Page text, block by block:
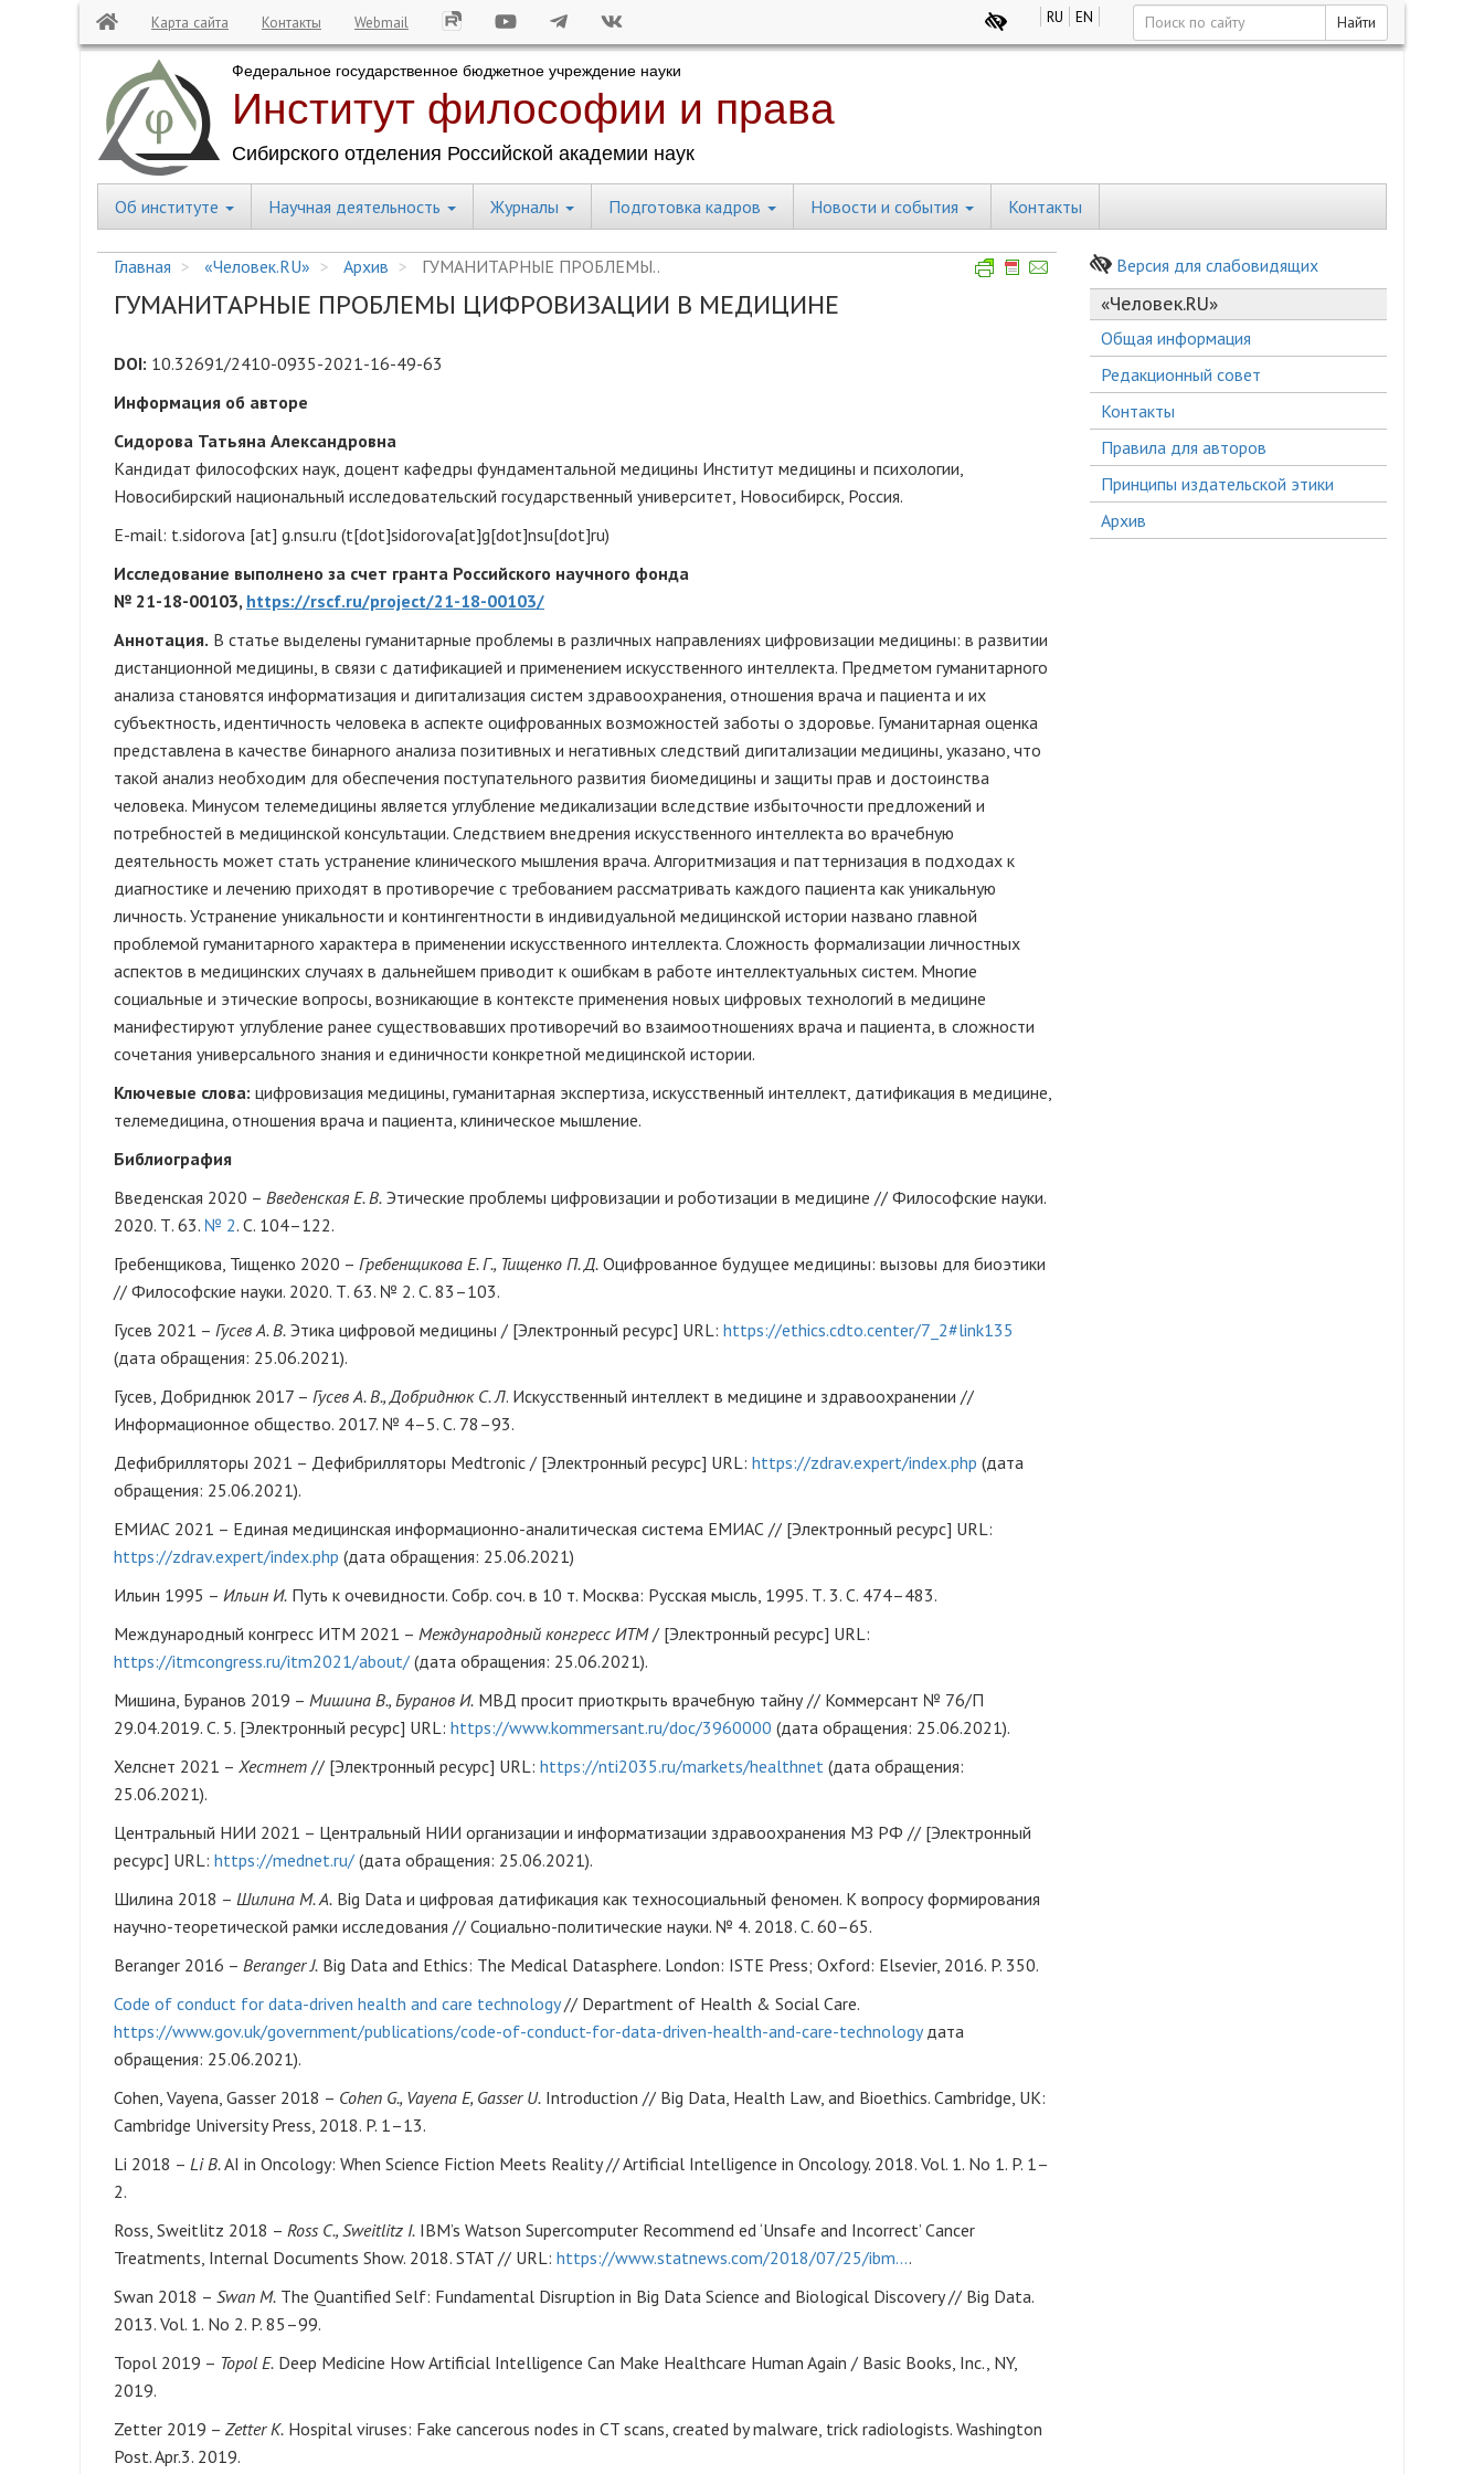
Карта сайта Контакты Webmail RU EN Найти
Central
Об институте Научная деятельность Журналы Подготовка кадров Новости и события Контакты
Главная «Человек.RU» Архив ГУМАНИТАРНЫЕ ПРОБЛЕМЫ..
ГУМАНИТАРНЫЕ ПРОБЛЕМЫ ЦИФРОВИЗАЦИИ В МЕДИЦИНЕ
DOI: 10.32691/2410-0935-2021-16-49-63
Информация об авторе
Сидорова Татьяна Александровна
Кандидат философских наук, доцент кафедры фундаментальной медицины Институт медицины и психологии,
Новосибирский национальный исследовательский государственный университет, Новосибирск, Россия.
E-mail: t.sidorova [at] g.nsu.ru (t[dot]sidorova[at]g[dot]nsu[dot]ru)
Исследование выполнено за счет гранта Российского научного фонда
№ 21-18-00103, https://rscf.ru/project/21-18-00103/
Аннотация. В статье выделены гуманитарные проблемы в различных направлениях цифровизации медицины: в развитии
дистанционной медицины, в связи с датификацией и применением искусственного интеллекта. Предметом гуманитарного
анализа становятся информатизация и дигитализация систем здравоохранения, отношения врача и пациента и их
субъектность, идентичность человека в аспекте оцифрованных возможностей заботы о здоровье. Гуманитарная оценка
представлена в качестве бинарного анализа позитивных и негативных следствий дигитализации медицины, указано, что
такой анализ необходим для обеспечения поступательного развития биомедицины и защиты прав и достоинства
человека. Минусом телемедицины является углубление медикализации вследствие избыточности предложений и
потребностей в медицинской консультации. Следствием внедрения искусственного интеллекта во врачебную
деятельность может стать устранение клинического мышления врача. Алгоритмизация и паттернизация в подходах к
диагностике и лечению приходят в противоречие с требованием рассматривать каждого пациента как уникальную
личность. Устранение уникальности и контингентности в индивидуальной медицинской истории названо главной
проблемой гуманитарного характера в применении искусственного интеллекта. Сложность формализации личностных
аспектов в медицинских случаях в дальнейшем приводит к ошибкам в работе интеллектуальных систем. Многие
социальные и этические вопросы, возникающие в контексте применения новых цифровых технологий в медицине
манифестируют углубление ранее существовавших противоречий во взаимоотношениях врача и пациента, в сложности
сочетания универсального знания и единичности конкретной медицинской истории.
Ключевые слова: цифровизация медицины, гуманитарная экспертиза, искусственный интеллект, датификация в медицине,
телемедицина, отношения врача и пациента, клиническое мышление.
Библиография
Введенская 2020 – Введенская Е. В. Этические проблемы цифровизации и роботизации в медицине // Философские науки.
2020. Т. 63. № 2. С. 104–122.
Гребенщикова, Тищенко 2020 – Гребенщикова Е. Г., Тищенко П. Д. Оцифрованное будущее медицины: вызовы для биоэтики
// Философские науки. 2020. Т. 63. № 2. С. 83–103.
Гусев 2021 – Гусев А. В. Этика цифровой медицины / [Электронный ресурс] URL: https://ethics.cdto.center/7_2#link135
(дата обращения: 25.06.2021).
Гусев, Добриднюк 2017 – Гусев А. В., Добриднюк С. Л. Искусственный интеллект в медицине и здравоохранении //
Информационное общество. 2017. № 4–5. С. 78–93.
Дефибрилляторы 2021 – Дефибрилляторы Medtronic / [Электронный ресурс] URL: https://zdrav.expert/index.php (дата
обращения: 25.06.2021).
ЕМИАС 2021 – Единая медицинская информационно-аналитическая система ЕМИАС // [Электронный ресурс] URL:
https://zdrav.expert/index.php (дата обращения: 25.06.2021)
Ильин 1995 – Ильин И. Путь к очевидности. Собр. соч. в 10 т. Москва: Русская мысль, 1995. Т. 3. С. 474–483.
Международный конгресс ИТМ 2021 – Международный конгресс ИТМ/ [Электронный ресурс] URL:
https://itmcongress.ru/itm2021/about/ (дата обращения: 25.06.2021).
Мишина, Буранов 2019 – Мишина В., Буранов И. МВД просит приоткрыть врачебную тайну // Коммерсант № 76/П
29.04.2019. С. 5. [Электронный ресурс] URL: https://www.kommersant.ru/doc/3960000 (дата обращения: 25.06.2021).
Хелснет 2021 – Хестнет // [Электронный ресурс] URL: https://nti2035.ru/markets/healthnet (дата обращения:
25.06.2021).
Центральный НИИ 2021 – Центральный НИИ организации и информатизации здравоохранения МЗ РФ // [Электронный
ресурс] URL: https://mednet.ru/ (дата обращения: 25.06.2021).
Шилина 2018 – Шилина М. А. Big Data и цифровая датификация как техносоциальный феномен. К вопросу формирования
научно-теоретической рамки исследования // Социально-политические науки. № 4. 2018. С. 60–65.
Beranger 2016 – Bеranger J. Big Data and Ethics: The Medical Datasphere. London: ISTE Press; Oxford: Elsevier, 2016. P. 350.
Code of conduct for data-driven health and care technology// Department of Health & Social Care.
https://www.gov.uk/government/publications/code-of-conduct-for-data-driven-health-and-care-technologyдата
обращения: 25.06.2021).
Cohen, Vayena, Gasser 2018 – Cohen G., Vayena E, Gasser U. Introduction // Big Data, Health Law, and Bioethics. Cambridge, UK:
Cambridge University Press, 2018. P. 1–13.
Li 2018 – Li B.AI in Oncology: When Science Fiction Meets Reality // Artificial Intelligence in Oncology. 2018. Vol. 1. No 1. P. 1–
2.
Ross, Sweitlitz 2018 – Ross C., Sweitlitz I. IBM’s Watson Supercomputer Recommend ed ‘Unsafe and Incorrect’ Cancer
Treatments, Internal Documents Show. 2018. STAT // URL: https://www.statnews.com/2018/07/25/ibm….
Swan 2018 – Swan M. The Quantified Self: Fundamental Disruption in Big Data Science and Biological Discovery // Big Data.
2013. Vol. 1. No 2. P. 85–99.
Topol 2019 – Topol E. Deep Medicine How Artificial Intelligence Can Make Healthcare Human Again / Basic Books, Inc., NY,
2019.
Zetter 2019 – Zetter K. Hospital viruses: Fake cancerous nodes in CT scans, created by malware, trick radiologists. Washington
Post. Apr.3. 2019.
Версия для слабовидящих
«Человек.RU»
Общая информация
Редакционный совет
Контакты
Правила для авторов
Принципы издательской этики
Архив